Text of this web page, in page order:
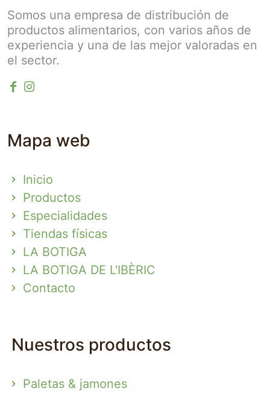
Somos una empresa de distribución de
productos alimentarios, con varios años de
experiencia y una de las mejor valoradas en
el sector.
Mapa web
Inicio
Productos
Especialidades
Tiendas físicas
LA BOTIGA
LA BOTIGA DE L'IBÈRIC
Contacto
Nuestros productos
Paletas & jamones